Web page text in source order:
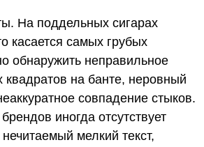
На поддельных сигарах
касается самых грубых
обнаружить неправильное
квадратов на банте, неровный
совпадение стыков.
иногда отсутствует
мелкий текст,